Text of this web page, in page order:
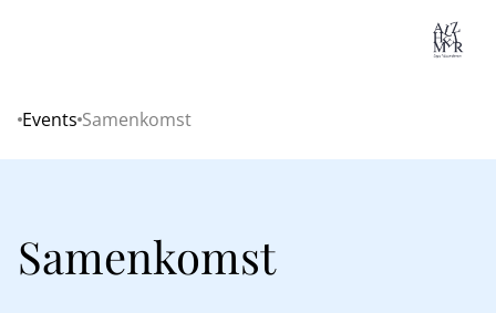
Home
Events Samenkomst
Samenkomst